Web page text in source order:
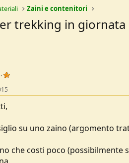
Zaini e contenitori
trekking in giornata
su uno zaino (argomento
che costi poco